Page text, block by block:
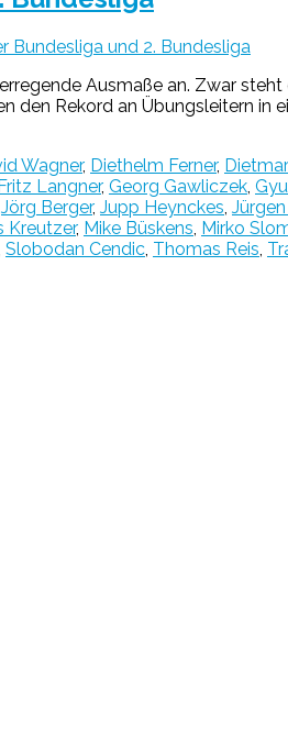
Bundesliga und 2. Bundesliga
Ausmaße an. Zwar
Rekord an Übungsleitern in
Wagner, Diethelm Ferner,
Langner, Georg Gawliczek
Jörg Berger, Jupp Heynckes
Kreutzer, Mike Büskens Mirko
Slobodan Cendic Thomas Reis